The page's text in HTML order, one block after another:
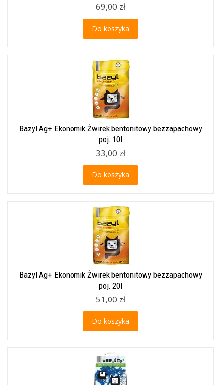
69,00 zł
Do koszyka
Bazyl Ag+ Ekonomik Żwirek bentonitowy bezzapachowy
poj. 10l
33,00 zł
Do koszyka
Bazyl Ag+ Ekonomik Żwirek bentonitowy bezzapachowy
poj. 20l
51,00 zł
Do koszyka